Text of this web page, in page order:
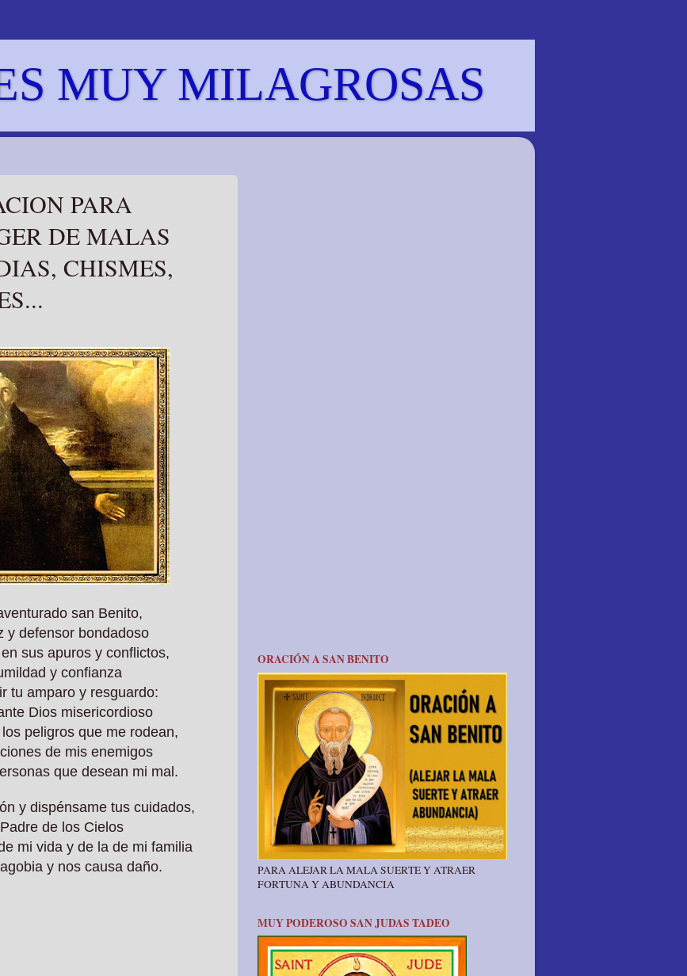
MUY MILAGROSAS
PARA
DE MALAS
CHISMES,
san Benito,
y defensor bondadoso
sus apuros y conflictos,
y confianza
tu amparo y resguardo:
Dios misericordioso
peligros que me rodean,
de mis enemigos
que desean mi mal.
y dispénsame tus cuidados,
de los Cielos
mi vida y de la de mi familia
y nos causa daño.
ORACIÓN A SAN BENITO
PARA ALEJAR LA MALA SUERTE Y ATRAER
FORTUNA Y ABUNDANCIA
MUY PODEROSO SAN JUDAS TADEO